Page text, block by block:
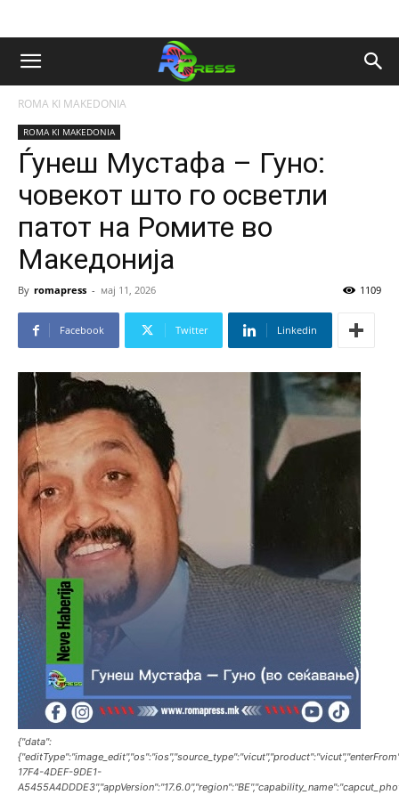
ROMA KI MAKEDONIA
ROMA KI MAKEDONIA
Ѓунеш Мустафа – Гуно:
човекот што го осветли
патот на Ромите во
Македонија
By romapress - мај 11, 2026 1109
Facebook Twitter Linkedin
{"data":
17F4-4DEF-9DE1-